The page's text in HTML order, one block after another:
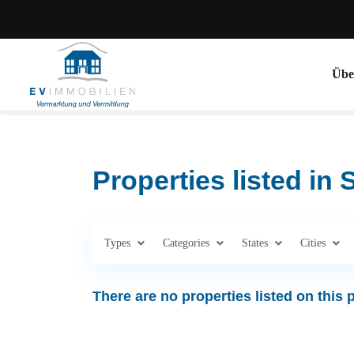
Properties listed in
Types Categories States Cities
There are no properties listed on this